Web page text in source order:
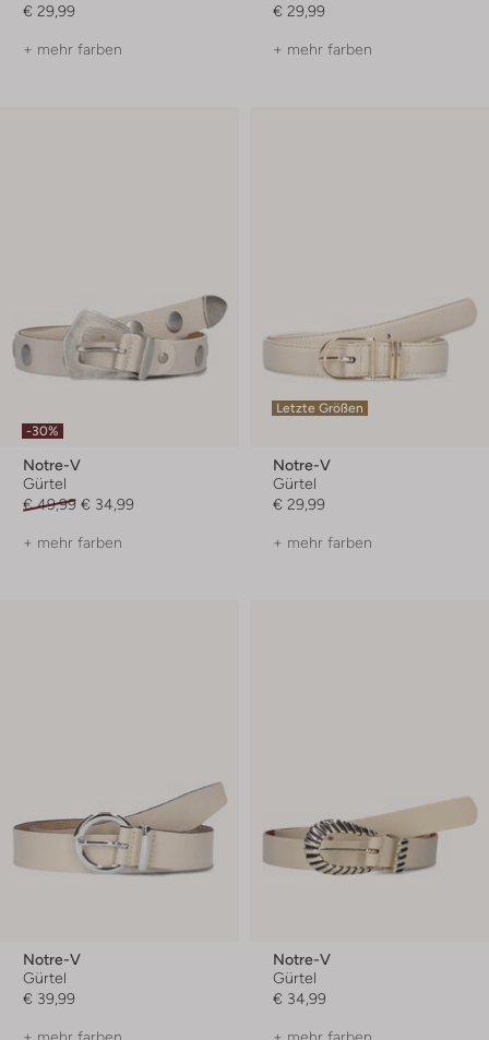
€ 29,99
+ mehr farben
€ 29,99
+ mehr farben
-30%
Notre-V
Gürtel
€ 49,99 € 34,99
+ mehr farben
Letzte Größen
Notre-V
Gürtel
€ 29,99
+ mehr farben
Notre-V
Gürtel
€ 39,99
Notre-V
Gürtel
€ 34,99